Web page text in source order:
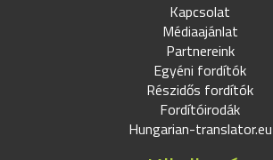
Kapcsolat
Médiaajánlat
Partnereink
Egyéni fordítók
Részidős fordítók
Fordítóirodák
Hungarian-translator.eu